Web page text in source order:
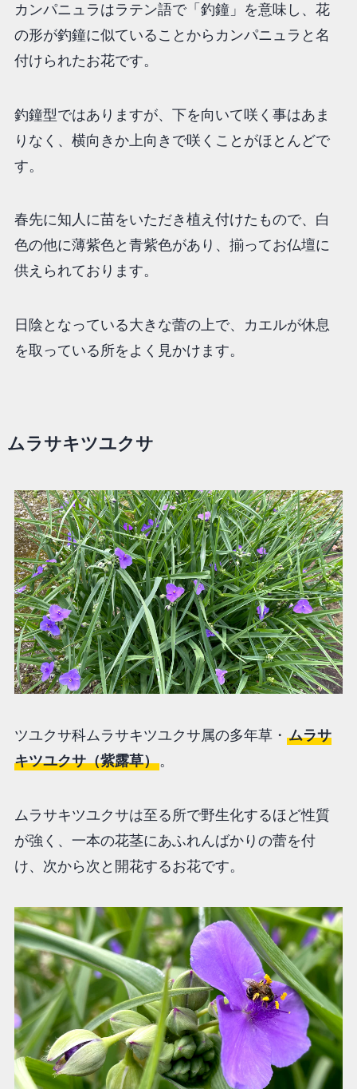
カンパニュラはラテン語で「釣鐘」を意味し、花
の形が釣鐘に似ていることからカンパニュラと名
付けられたお花です。
釣鐘型ではありますが、下を向いて咲く事はあま
りなく、横向きか上向きで咲くことがほとんどで
す。
春先に知人に苗をいただき植え付けたもので、白
色の他に薄紫色と青紫色があり、揃ってお仏壇に
供えられております。
日陰となっている大きな蕾の上で、カエルが休息
を取っている所をよく見かけます。
ムラサキツユクサ
ツユクサ科ムラサキツユクサ属の多年草・ ムラサ
キツユクサ（紫露草）。
ムラサキツユクサは至る所で野生化するほど性質
が強く、一本の花茎にあふれんばかりの蕾を付
け、次から次と開花するお花です。